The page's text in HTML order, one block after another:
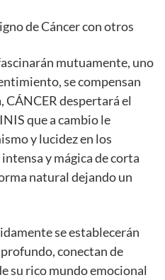
de Cáncer con otros
mutuamente, uno
se compensan
CÁNCER despertará el
que a cambio le
y lucidez en los
y mágica de corta
natural dejando un
se establecerán
conectan de
su rico mundo emocional